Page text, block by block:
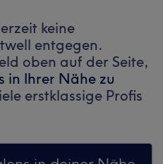
keine
entgegen.
oben auf der Seite,
in Ihrer Nähe zu
erstklassige Profis